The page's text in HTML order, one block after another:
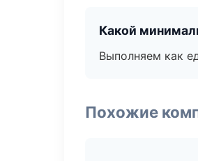
Какой
Выполняем как
Похожие